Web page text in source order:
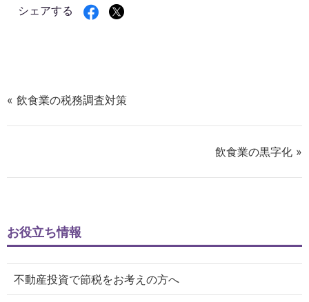
シェアする
« 飲食業の税務調査対策
飲食業の黒字化 »
お役立ち情報
不動産投資で節税をお考えの方へ